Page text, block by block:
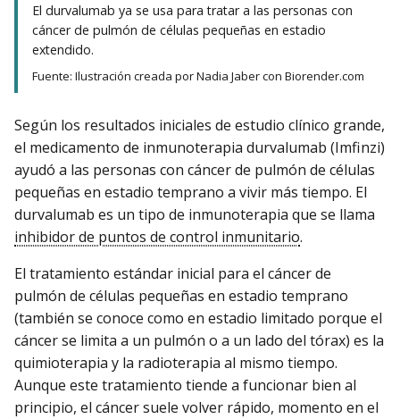
El durvalumab ya se usa para tratar a las personas con
cáncer de pulmón de células pequeñas en estadio
extendido.
Fuente: Ilustración creada por Nadia Jaber con Biorender.com
Según los resultados iniciales de estudio clínico grande,
el medicamento de inmunoterapia durvalumab (Imfinzi)
ayudó a las personas con cáncer de pulmón de células
pequeñas en estadio temprano a vivir más tiempo. El
durvalumab es un tipo de inmunoterapia que se llama
inhibidor de puntos de control inmunitario.
El tratamiento estándar inicial para el cáncer de
pulmón de células pequeñas en estadio temprano
(también se conoce como en estadio limitado porque el
cáncer se limita a un pulmón o a un lado del tórax) es la
quimioterapia y la radioterapia al mismo tiempo.
Aunque este tratamiento tiende a funcionar bien al
principio, el cáncer suele volver rápido, momento en el